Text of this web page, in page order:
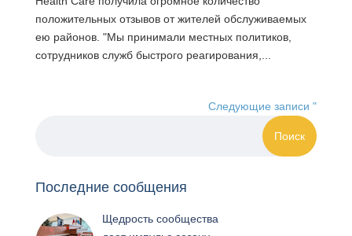
положительных отзывов от жителей обслуживаемых
ею районов. "Мы принимали местных политиков,
сотрудников служб быстрого реагирования,...
Следующие записи "
Последние сообщения
Щедрость сообщества